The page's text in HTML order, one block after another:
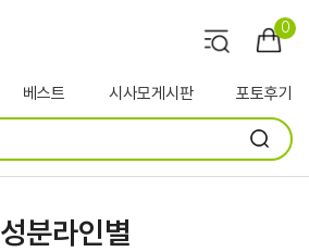
0
베스트 시사모게시판 포토후기
성분라인별